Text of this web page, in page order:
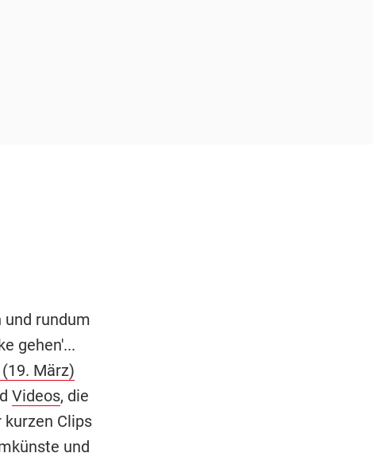
und rundum
gehen'...
März)
Videos, die
Clips
und